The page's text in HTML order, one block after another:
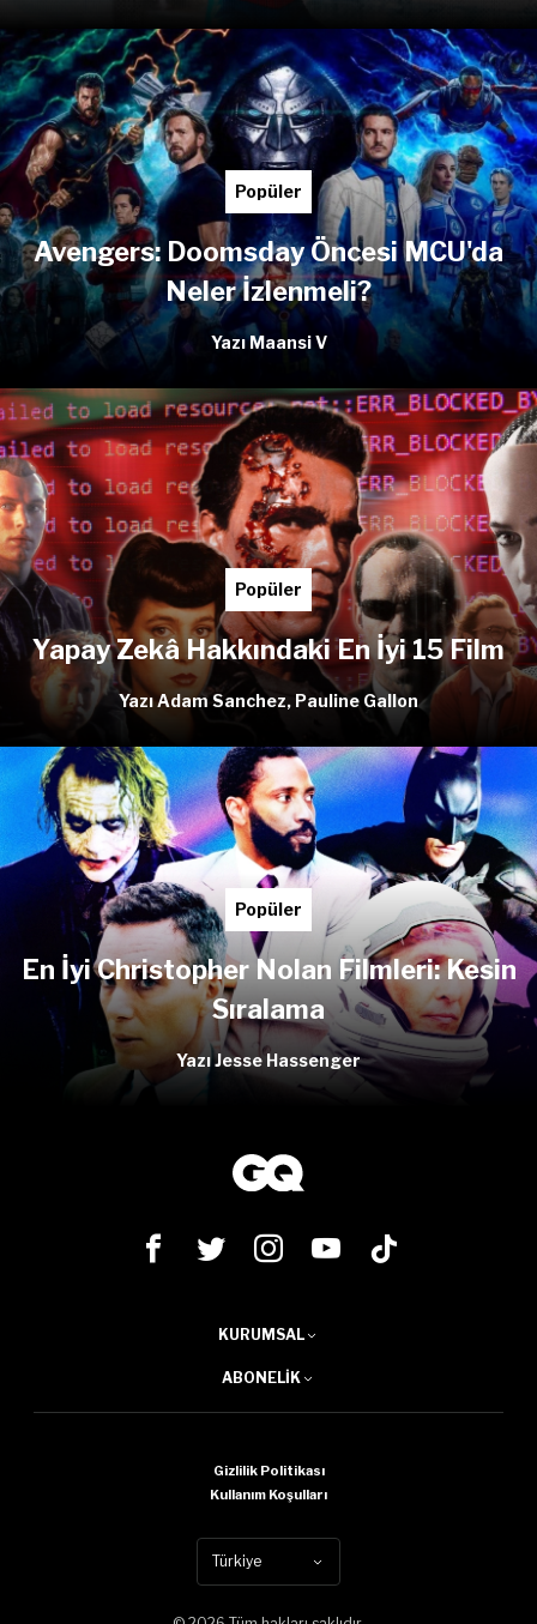
Popüler
Avengers: Doomsday Öncesi MCU'da
Neler İzlenmeli?
Yazı Maansi V
Popüler
Yapay Zekâ Hakkındaki En İyi 15 Film
Yazı Adam Sanchez, Pauline Gallon
Popüler
En İyi Christopher Nolan Filmleri: Kesin
Sıralama
Yazı Jesse Hassenger
KURUMSAL
ABONELIK
Gizlilik Politikası
Kullanım Koşulları
Türkiye